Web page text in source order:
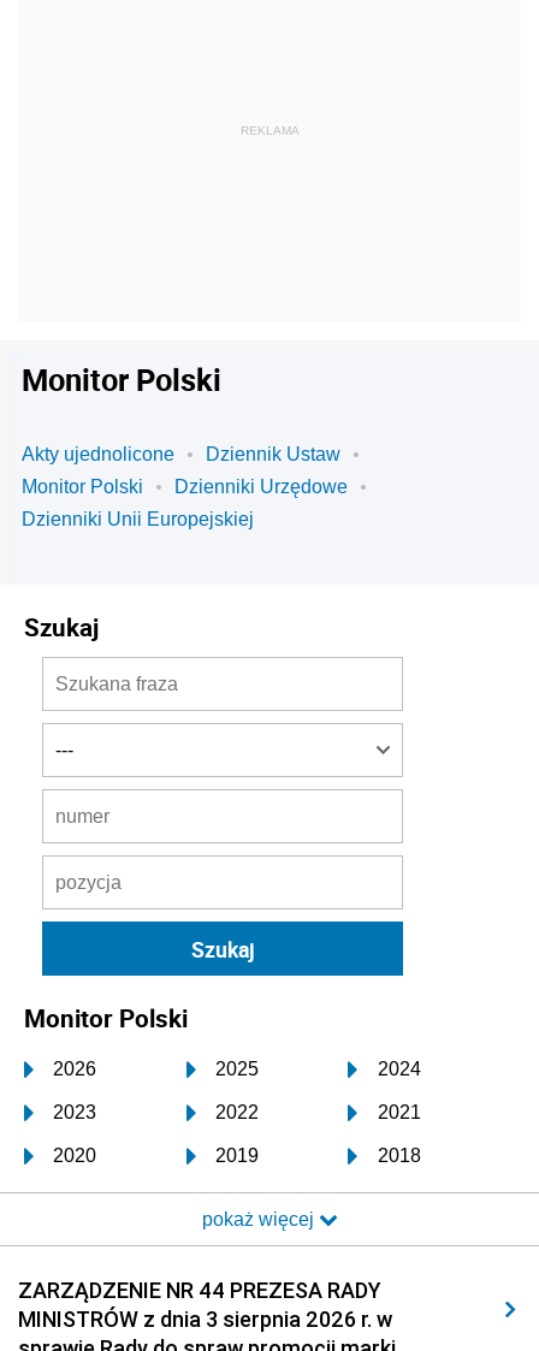
Monitor Polski
Akty ujednolicone
Dziennik Ustaw
Monitor Polski
Dzienniki Urzędowe
Dzienniki Unii Europejskiej
Szukaj
Monitor Polski
2026 2025 2024
2023 2022 2021
2020 2019 2018
2017 2016 2015
2014 2013 2012
2011 2010 2009
2008 2007 2006
pokaż więcej
ZARZĄDZENIE NR 44 PREZESA RADY
MINISTRÓW z dnia 3 sierpnia 2026 r. w